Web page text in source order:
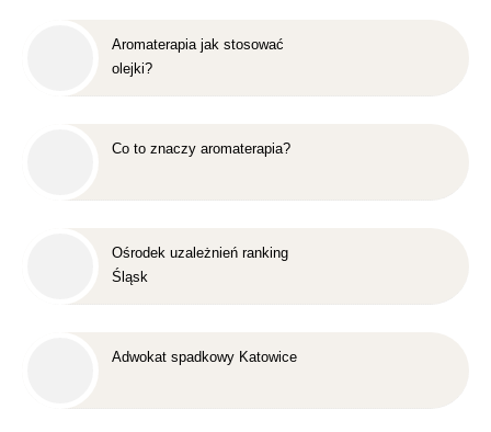
Aromaterapia jak stosować
olejki?
Co to znaczy aromaterapia?
Ośrodek uzależnień ranking
Śląsk
Adwokat spadkowy Katowice